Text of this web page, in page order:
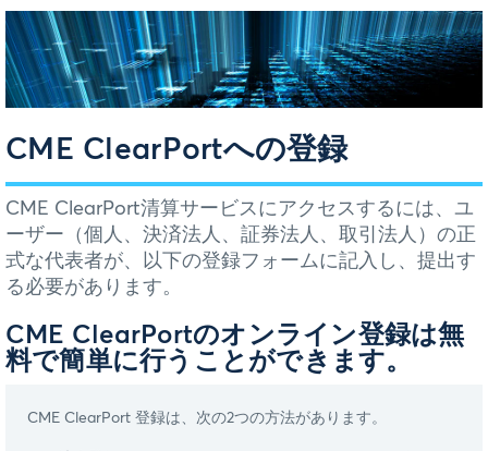
CME ClearPortへの登録
CME ClearPort清算サービスにアクセスするには、ユ
ーザー（個人、決済法人、証券法人、取引法人）の正
式な代表者が、以下の登録フォームに記入し、提出す
る必要があります。
CME ClearPortのオンライン登録は無
料で簡単に行うことができます。
CME ClearPort 登録は、次の2つの方法があります。